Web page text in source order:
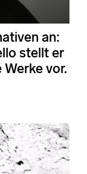
an:
stellt er
vor.